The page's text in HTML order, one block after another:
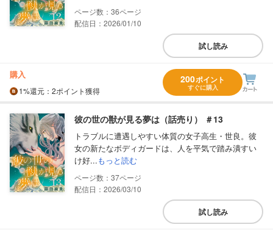
36
配信日：2026/01/10
試し読み
購入
1%還元 ：2ポイント獲得
200ポイント
すぐに購入
彼の世の獣が見る夢は（話売り） ＃13
トラブルに遭遇しやすい体質の女子高生・世良。彼
女の新たなボディガードは、人を平気で踏み潰すい
け好...もっと読む
37
配信日：2026/03/10
試し読み